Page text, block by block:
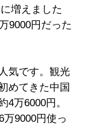
増えました
9000円だった
気です。観光
めてきた中国
4万6000円。
9000円使っ